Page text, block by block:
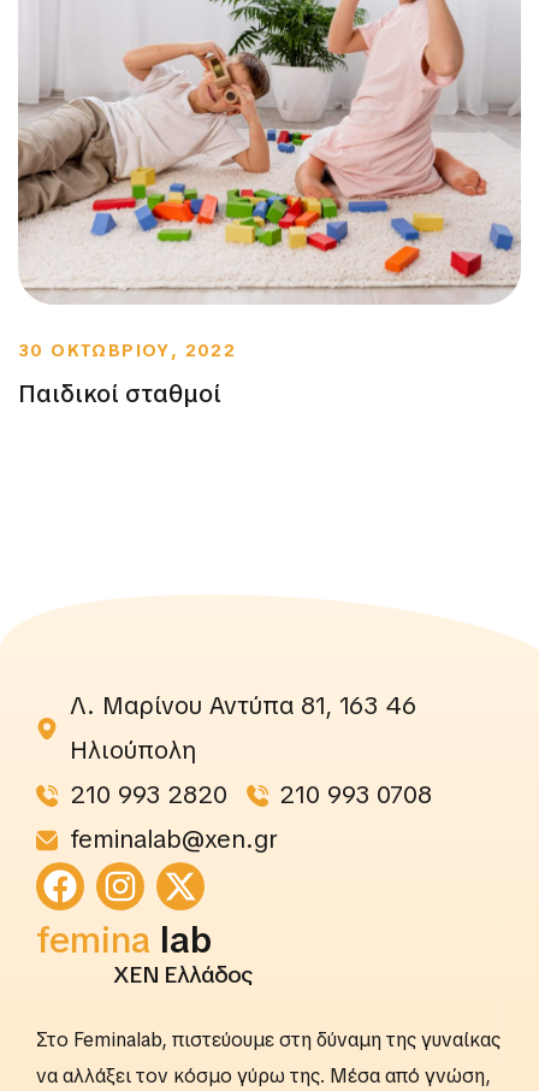
30 ΟΚΤΩΒΡΙΟΥ, 2022
Παιδικοί σταθμοί
Λ. Μαρίνου Αντύπα 81, 163 46
Ηλιούπολη
210 993 2820
210 993 0708
feminalab@xen.gr
femina lab
ΧΕΝ Ελλάδος
Στο Feminalab, πιστεύουμε στη δύναμη της γυναίκας
να αλλάξει τον κόσμο γύρω της. Μέσα από γνώση,